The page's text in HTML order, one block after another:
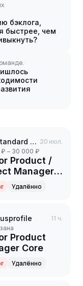
бэклога,
быстрее, чем
Standard Data 20 июл.
₽ – 30 000 ₽
Product /
Manager
и
Удалённо
11 ч.
Product
Core
Удалённо